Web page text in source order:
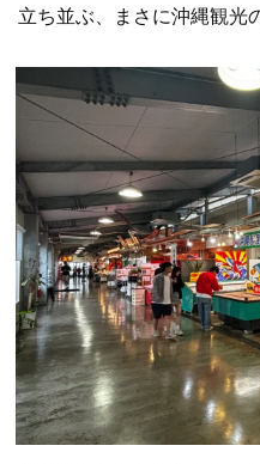
立ち並ぶ、まさに沖縄観光